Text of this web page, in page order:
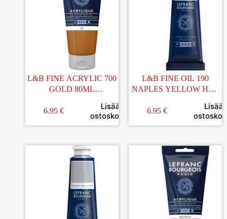
L&B FINE ACRYLIC 700
GOLD 80ML
6.95 €
Lisää
ostoskoriin
L&B FINE OIL 190
NAPLES YELLOW HUE
6.95 €
Lisää